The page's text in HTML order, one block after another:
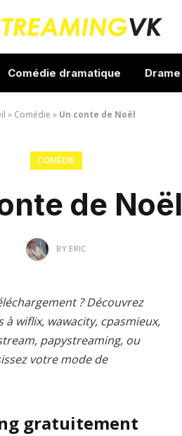
Comédie dramatique Drame
» Comédie » Un conte de Noël
COMÉDIE
de Noël
BY ERIC
? Découvrez
wiflix, wawacity, cpasmieux,
papystreaming, ou
votre mode de
gratuitement